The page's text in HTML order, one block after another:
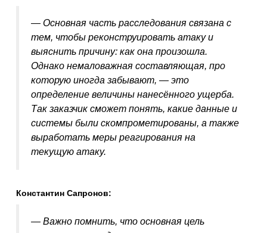
— Основная часть расследования связана с
тем, чтобы реконструировать атаку и
выяснить причину: как она произошла.
Однако немаловажная составляющая, про
которую иногда забывают, — это
определение величины нанесённого ущерба.
Так заказчик сможет понять, какие данные и
системы были скомпрометированы, а также
выработать меры реагирования на
текущую атаку.
Константин Сапронов:
— Важно помнить, что основная цель